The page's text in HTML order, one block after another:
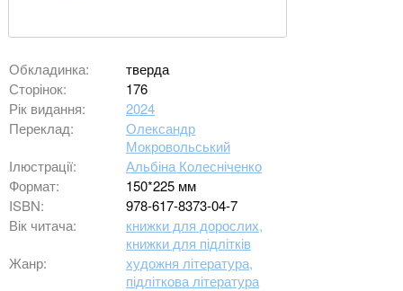
Обкладинка:
тверда
Сторінок:
176
Рік видання:
2024
Переклад:
Олександр
Мокровольський
Ілюстрації:
Альбіна Колесніченко
Формат:
150*225 мм
ISBN:
978-617-8373-04-7
Вік читача:
книжки для дорослих,
книжки для підлітків
Жанр:
художня література,
підліткова література